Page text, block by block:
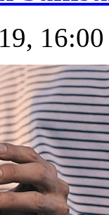
16:00